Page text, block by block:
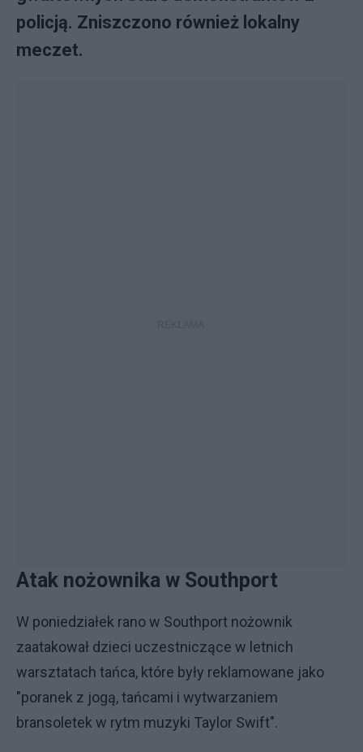
policją. Zniszczono również lokalny
meczet.
Atak nożownika w Southport
W poniedziałek rano w Southport nożownik
zaatakował dzieci uczestniczące w letnich
warsztatach tańca, które były reklamowane jako
"poranek z jogą, tańcami i wytwarzaniem
bransoletek w rytm muzyki Taylor Swift".